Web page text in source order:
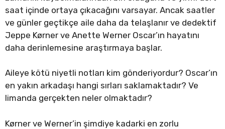
saat içinde ortaya çıkacağını varsayar. Ancak saatler
ve günler geçtikçe aile daha da telaşlanır ve dedektif
Jeppe Kørner ve Anette Werner Oscar’ın hayatını
daha derinlemesine araştırmaya başlar.
Aileye kötü niyetli notları kim gönderiyordur? Oscar’ın
en yakın arkadaşı hangi sırları saklamaktadır? Ve
limanda gerçekten neler olmaktadır?
Kørner ve Werner’in şimdiye kadarki en zorlu